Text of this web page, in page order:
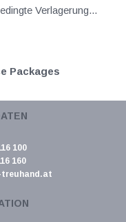
Verlagerung...
Packages
2021-0.881.749 vom
die Funktionsweise
Im Rahmen des
100
160